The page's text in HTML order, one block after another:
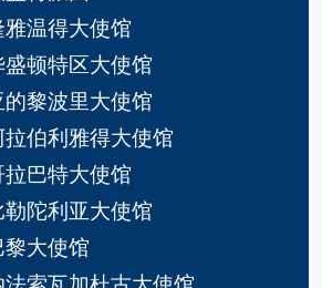
温得大使馆
顿特区大使馆
黎波里大使馆
伯利雅得大使馆
巴特大使馆
陀利亚大使馆
大使馆